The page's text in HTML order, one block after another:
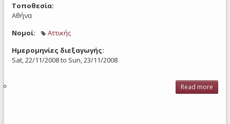
Τοποθεσία:
Αθήνα
Νομοί:
Αττικής
Ημερομηνίες διεξαγωγής:
Sat, 22/11/2008to Sun, 23/11/2008
Read more